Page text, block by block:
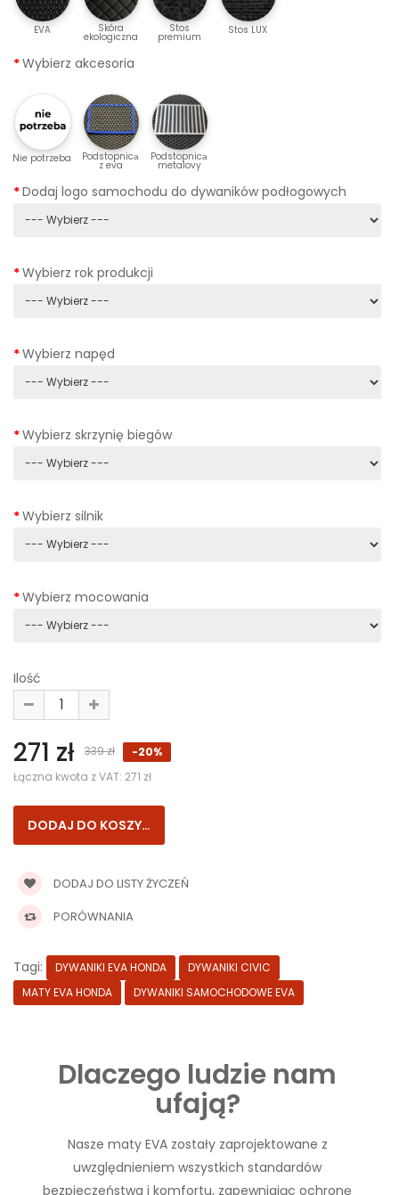
EVA Skóra
ekologiczna
Stos
premium
Stos LUX
Wybierz akcesoria
Nie potrzeba Podstopnicа
z eva
Podstopnicа
metalovy
Dodaj logo samochodu do dywaników podłogowych
Wybierz rok produkcji
Wybierz napęd
Wybierz skrzynię biegów
Wybierz silnik
Wybierz mocowania
Ilość
271 zł 339 zł
-20%
Łączna kwota z VAT: 271 zł
DODAJ DO LISTY ŻYCZEŃ
PORÓWNANIA
Tagi: DYWANIKI EVA HONDA
DYWANIKI CIVIC
MATY EVA HONDA
DYWANIKI SAMOCHODOWE EVA
Dlaczego ludzie nam
ufają?
Nasze maty EVA zostały zaprojektowane z
uwzględnieniem wszystkich standardów
bezpieczeństwa i komfortu, zapewniając ochronę